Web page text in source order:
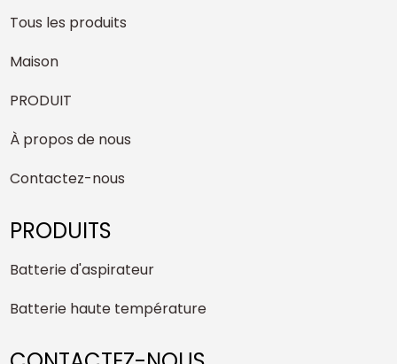
Tous les produits
Maison
PRODUIT
À propos de nous
Contactez-nous
PRODUITS
Batterie d'aspirateur
Batterie haute température